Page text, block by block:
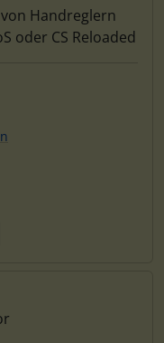
Handreglern
und Rückmeldemodulen an ECoS oder CS Reloaded